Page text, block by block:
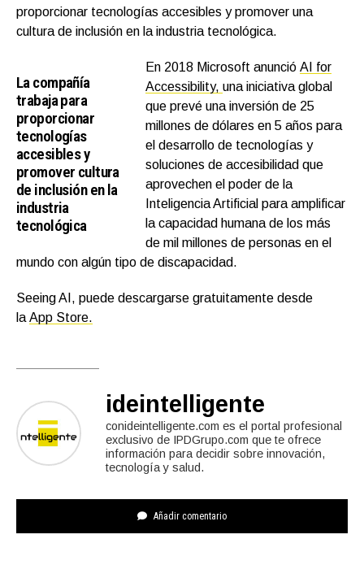
proporcionar tecnologías accesibles y promover una
cultura de inclusión en la industria tecnológica.
La compañía
trabaja para
proporcionar
tecnologías
accesibles y
promover cultura
de inclusión en la
industria
tecnológica
En 2018 Microsoft anuncióAI for
Accessibility,una iniciativa global
que prevé una inversión de 25
millones de dólares en 5 años para
el desarrollo de tecnologías y
soluciones de accesibilidad que
aprovechen el poder de la
Inteligencia Artificial para amplificar
la capacidad humana de los más
de mil millones de personas en el
mundo con algún tipo de discapacidad.
Seeing AI, puede descargarse gratuitamente desde
la App Store.
ideintelligente
conideintelligente.com es el portal profesional
exclusivo de IPDGrupo.com que te ofrece
información para decidir sobre innovación,
tecnología y salud.
Añadir comentario